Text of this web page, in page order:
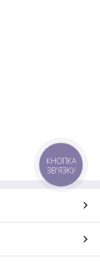
КНОПКА
ЗВ'ЯЗКУ